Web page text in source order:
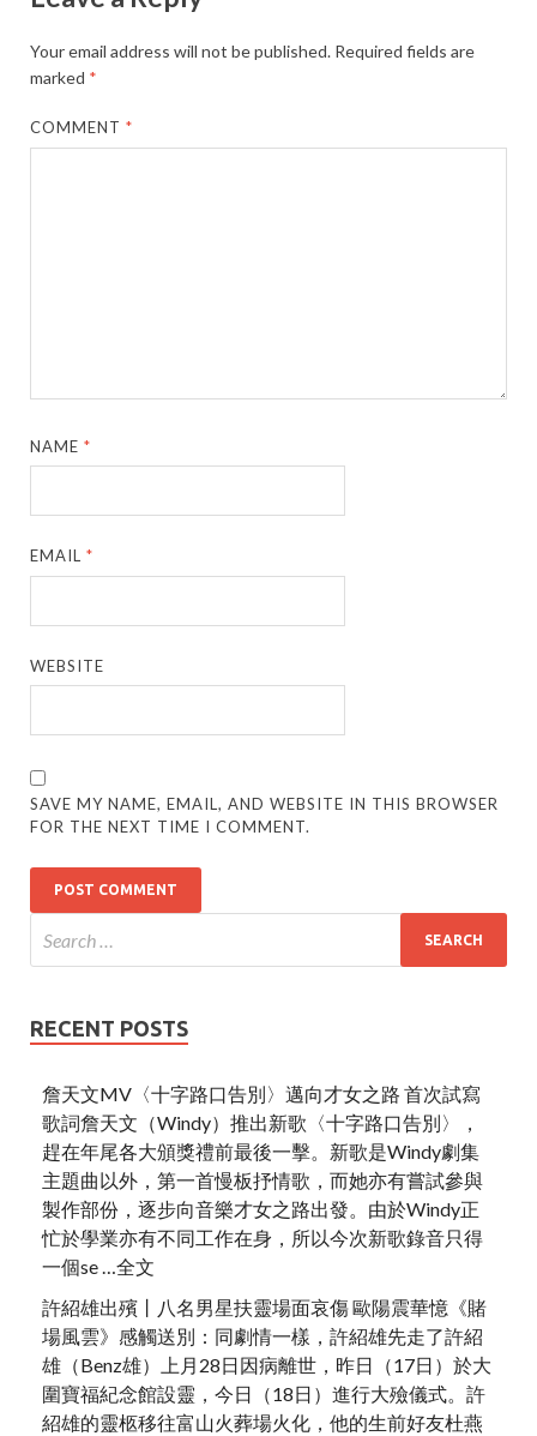
Your email address will not be published. Required fields are
marked *
COMMENT*
NAME*
EMAIL*
WEBSITE
SAVE MY NAME, EMAIL, AND WEBSITE IN THIS BROWSER
FOR THE NEXT TIME I COMMENT.
RECENT POSTS
詹天文MV〈十字路口告別〉邁向才女之路 首次試寫
歌詞詹天文（Windy）推出新歌〈十字路口告別〉，
趕在年尾各大頒獎禮前最後一擊。新歌是Windy劇集
主題曲以外，第一首慢板抒情歌，而她亦有嘗試參與
製作部份，逐步向音樂才女之路出發。由於Windy正
忙於學業亦有不同工作在身，所以今次新歌錄音只得
一個se …全文
許紹雄出殯丨八名男星扶靈場面哀傷 歐陽震華憶《賭
場風雲》感觸送別：同劇情一樣，許紹雄先走了許紹
雄（Benz雄）上月28日因病離世，昨日（17日）於大
圍寶福紀念館設靈，今日（18日）進行大殮儀式。許
紹雄的靈柩移往富山火葬場火化，他的生前好友杜燕